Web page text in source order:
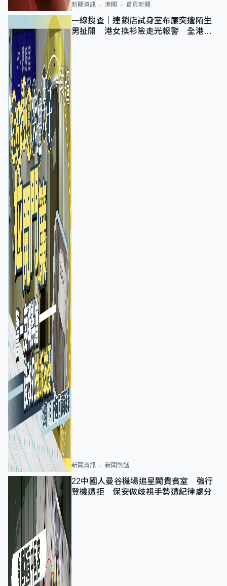
新聞資訊 港聞 首頁新聞
一線搜查｜連鎖店試身室布簾突遭陌生
男扯開 港女換衫險走光報警 全港分
新聞資訊 新聞熱話
22中國人曼谷機場追星闖貴賓室 強行
登機遭拒 保安做歧視手勢遭紀律處分